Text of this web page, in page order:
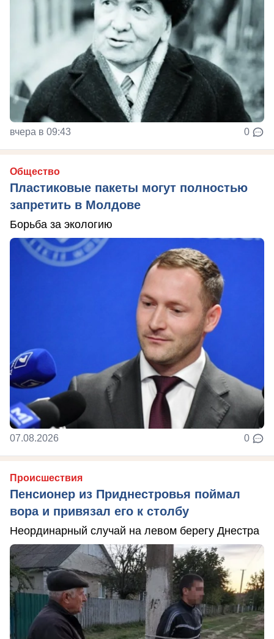
вчера в 09:43 0
Общество
Пластиковые пакеты могут полностью
запретить в Молдове
Борьба за экологию
07.08.2026 0
Происшествия
Пенсионер из Приднестровья поймал
вора и привязал его к столбу
Неординарный случай на левом берегу Днестра